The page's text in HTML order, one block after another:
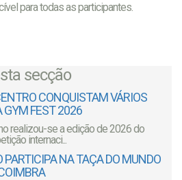
para todas as participantes.
secção
CONQUISTAM VÁRIOS
GYM FEST 2026
realizou-se a edição de 2026 do
internaci...
PARTICIPA NA TAÇA DO MUNDO